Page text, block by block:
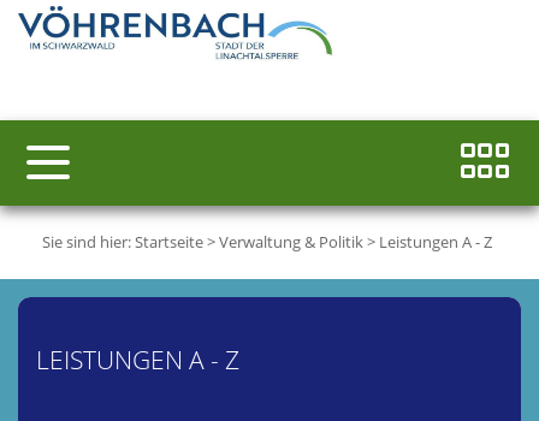
Sie sind hier:Startseite>Verwaltung & Politik> Leistungen A - Z
LEISTUNGEN A - Z